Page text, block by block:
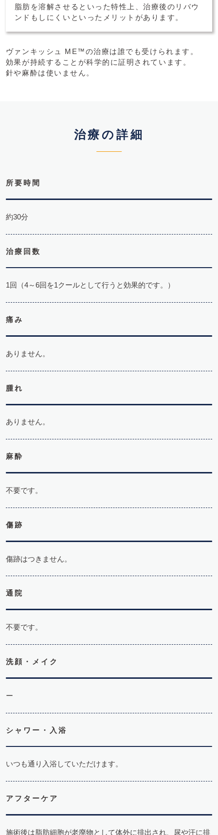
脂肪を溶解させるといった特性上、治療後のリバウ
ンドもしにくいといったメリットがあります。
ヴァンキッシュ ME™の治療は誰でも受けられます。
効果が持続することが科学的に証明されています。
針や麻酔は使いません。
治療の詳細
所要時間
約30分
治療回数
1回（4～6回を1クールとして行うと効果的です。）
痛み
ありません。
腫れ
ありません。
麻酔
不要です。
傷跡
傷跡はつきません。
通院
不要です。
洗顔・メイク
ー
シャワー・入浴
いつも通り入浴していただけます。
アフターケア
施術後は脂肪細胞が老廃物として体外に排出され、尿や汗に排